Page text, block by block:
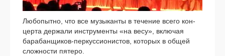
Любопытно, что все музы­кан­ты в тече­ние все­го кон­
цер­та дер­жа­ли инстру­мен­ты «на весу», вклю­чая
барабанщиков-перкуссионистов, кото­рых в общей
слож­но­сти пяте­ро.